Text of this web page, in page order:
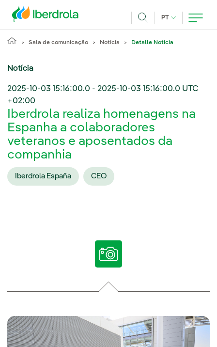
PT IDIOMA ATUAL,
Sala de comunicação Notícia Detalle Notícia
Notícia
2025-10-03 15:16:00.0 - 2025-10-03 15:16:00.0 UTC
+02:00
Iberdrola realiza homenagens na
Espanha a colaboradores
veteranos e aposentados da
companhia
Iberdrola España CEO